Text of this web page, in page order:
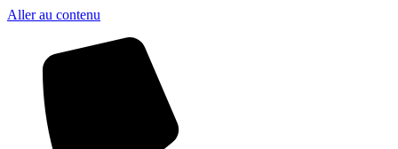
Aller au contenu